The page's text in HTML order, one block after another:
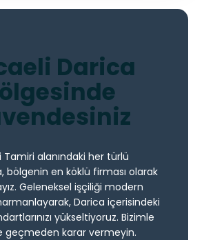
Darica
Tamiri alanındaki her türlü
bölgenin en köklü firması olarak
Geleneksel işçiliği modern
Darica içerisindeki
yükseltiyoruz. Bizimle
geçmeden karar vermeyin.